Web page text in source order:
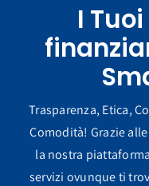
I
Trasparenza, Etica,
Comodità! Grazie
la nostra
servizi ovunque ti